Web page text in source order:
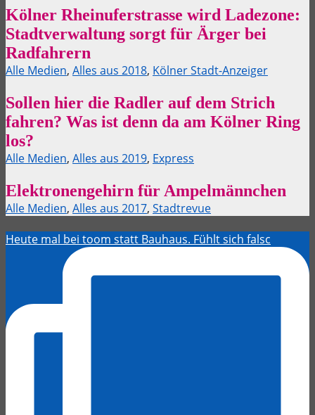
Kölner Rheinuferstrasse wird Ladezone:
Stadtverwaltung sorgt für Ärger bei
Radfahrern
Alle Medien, Alles aus 2018, Kölner Stadt-Anzeiger
Sollen hier die Radler auf dem Strich
fahren? Was ist denn da am Kölner Ring
los?
Alle Medien, Alles aus 2019, Express
Elektronengehirn für Ampelmännchen
Alle Medien, Alles aus 2017, Stadtrevue
Heute mal bei toom statt Bauhaus. Fühlt sich falsc